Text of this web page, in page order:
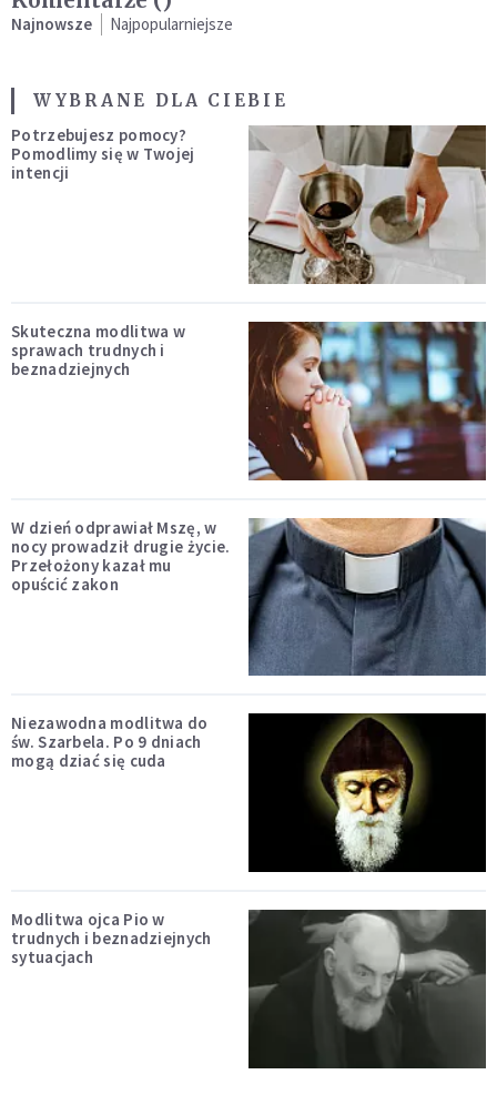
Najnowsze Najpopularniejsze
WYBRANE DLA CIEBIE
Potrzebujesz pomocy?
Pomodlimy się w Twojej
intencji
Skuteczna modlitwa w
sprawach trudnych i
beznadziejnych
W dzień odprawiał Mszę, w
nocy prowadził drugie życie.
Przełożony kazał mu
opuścić zakon
Niezawodna modlitwa do
św. Szarbela. Po 9 dniach
mogą dziać się cuda
Modlitwa ojca Pio w
trudnych i beznadziejnych
sytuacjach